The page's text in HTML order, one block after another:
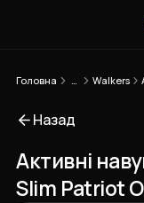
Головна Walkers
Назад
Активні
Slim Patriot